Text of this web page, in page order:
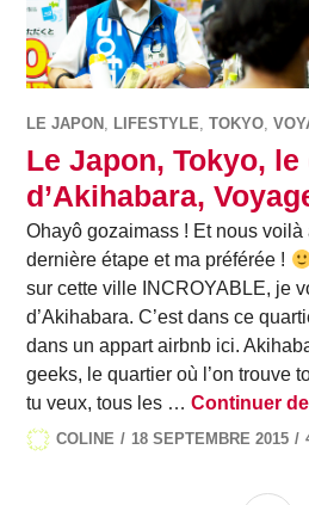
LE JAPON , LIFESTYLE,TOKYO,
Le Japon, Tokyo,
d’Akihabara,
Ohayô gozaimass ! Et nous voilà
dernière étape et ma préférée !
sur cette ville INCROYABLE, je
d’Akihabara. C’est dans ce
dans un appart airbnb ici.
geeks, le quartier où l’on trouve
tu veux, tous les …Continuer
COLINE 18 SEPTEMBRE 2015